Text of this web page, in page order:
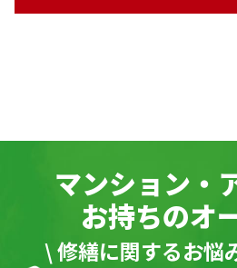
マンション・
お持ちのオ
\ 修繕に関するお悩